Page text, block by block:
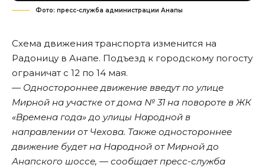
Фото: пресс-служба администрации Анапы
Схема движения транспорта изменится на
Радоницу в Анапе. Подъезд к городскому погосту
ограничат с 12 по 14 мая.
— Одностороннее движение введут по улице
Мирной на участке от дома № 31 на повороте в ЖК
«Времена года» до улицы Народной в
направлении от Чехова. Также одностороннее
движение будет на Народной от Мирной до
Анапского шоссе, — сообщает пресс-служба